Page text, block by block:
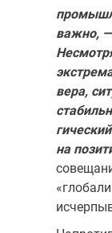
важно, —
вера,
на